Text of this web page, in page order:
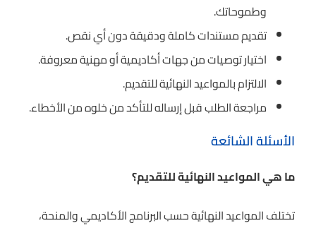
وطموحاتك.
تقديم مستندات كاملة ودقيقة دون أي نقص.
اختيار توصيات من جهات أكاديمية أو مهنية معروفة.
الالتزام بالمواعيد النهائية للتقديم.
مراجعة الطلب قبل إرساله للتأكد من خلوه من الأخطاء.
الأسئلة الشائعة
ما هي المواعيد النهائية للتقديم؟
تختلف المواعيد النهائية حسب البرنامج الأكاديمي والمنحة،